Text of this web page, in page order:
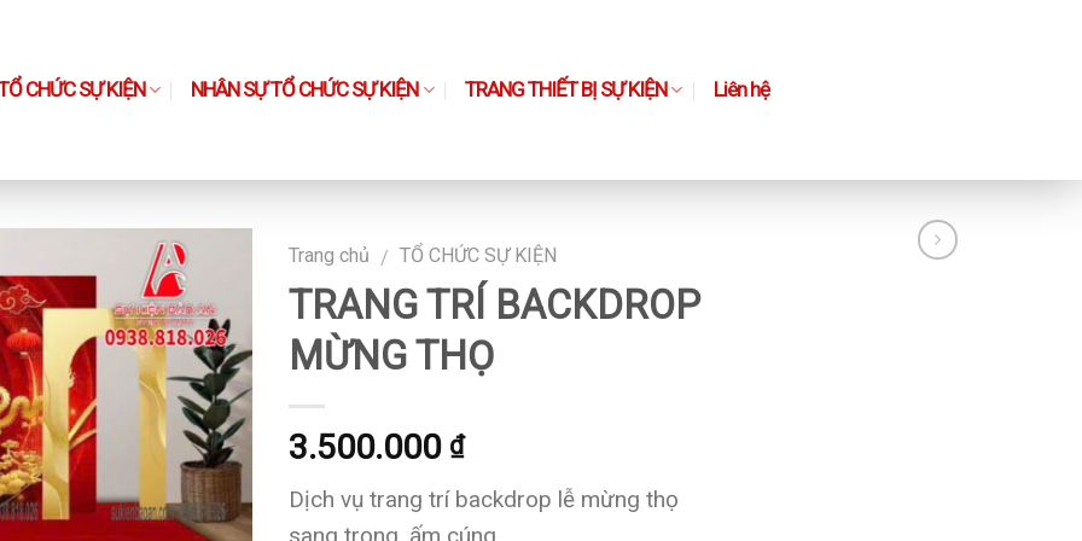
CHỨC SỰ KIỆN NHÂN SỰ TỔ CHỨC SỰ KIỆN TRANG THIẾT BỊ SỰ KIỆN Liên hệ
Trang chủ / TỔ CHỨC SỰ KIỆN
TRANG TRÍ BACKDROP
MỪNG THỌ
3.500.000 ₫
Dịch vụ trang trí backdrop lễ mừng thọ